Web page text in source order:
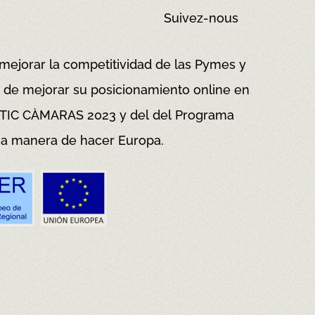
Suivez-nous
la competitividad de las Pymes y
mejorar su posicionamiento online en
CÀMARAS 2023 y del del Programa
manera de hacer Europa.